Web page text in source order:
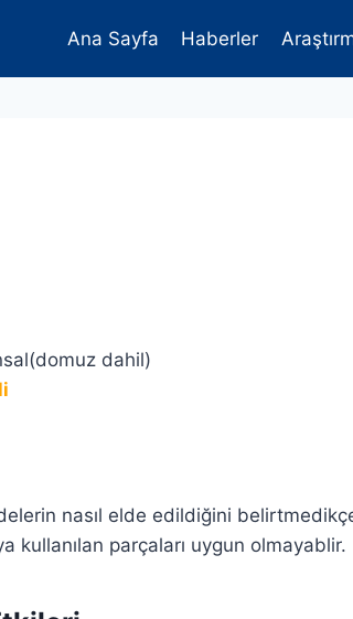
Ana Sayfa Haberler
dahil)
nasıl elde edildiğini
kullanılan parçaları uygun olmayablir.